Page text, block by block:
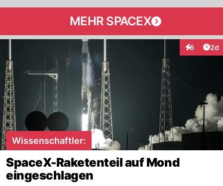
MEHR SPACEX
6 2d
Wissenschaftler:
SpaceX-Raketenteil auf Mond
eingeschlagen